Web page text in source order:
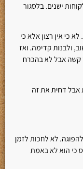
ישנים. בלסגור
כי אין רצון אלא כי
ולבנות קדימה. ואז
קשה אבל לא בהכרח
אבל דחית את זה
לא לחכות לזמן
כי הוא לא באמת